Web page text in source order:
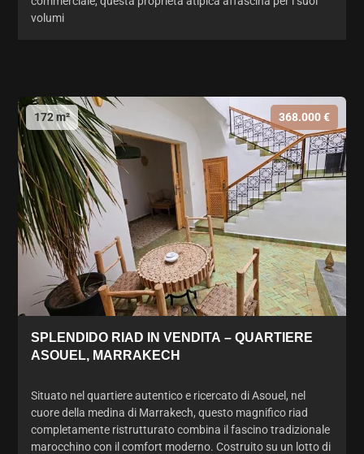
volumi
172 m² 368.000 €
SPLENDIDO RIAD IN VENDITA – QUARTIERE
ASOUEL, MARRAKECH
Situato nel quartiere autentico e ricercato di Asouel, nel
cuore della medina di Marrakech, questo magnifico riad
completamente ristrutturato combina il fascino tradizionale
marocchino con il comfort moderno. Costruito su un lotto di